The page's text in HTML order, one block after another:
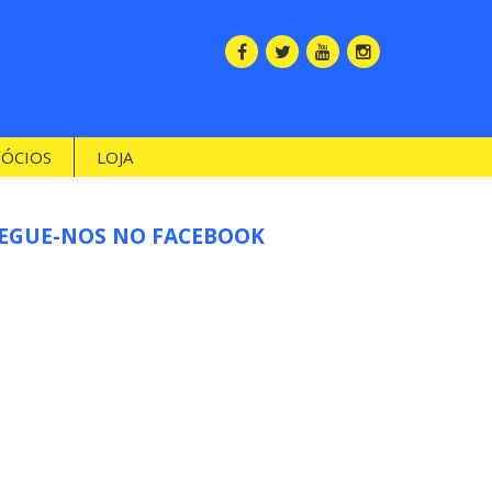
LOJA
NOS NO FACEBOOK